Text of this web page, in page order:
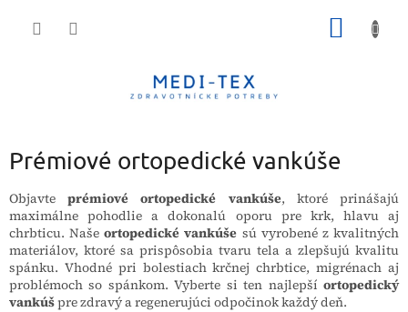
Prémiové ortopedické vankúše
Objavteprémiové ortopedické vankúše, ktoré prinášajú
maximálne pohodlie a dokonalú oporu pre krk, hlavu aj
chrbticu. Našeortopedické vankúše sú vyrobené z kvalitných
materiálov, ktoré sa prispôsobia tvaru tela a zlepšujú kvalitu
spánku. Vhodné pri bolestiach krčnej chrbtice, migrénach aj
problémoch so spánkom. Vyberte si ten najlepší ortopedický
vankúšpre zdravý a regenerujúci odpočinok každý deň.